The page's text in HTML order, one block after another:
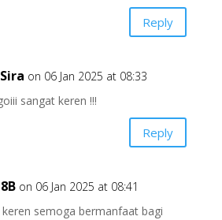
Reply
on 06 Jan 2025 at 08:33
sangat keren !!!
Reply
on 06 Jan 2025 at 08:41
keren semoga bermanfaat bagi